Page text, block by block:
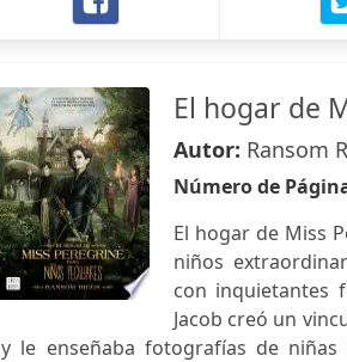
El hogar de
Autor: Ransom
Número de
El hogar de Miss
niños
con inquietantes
Jacob creó un
y le enseñaba fotografías de